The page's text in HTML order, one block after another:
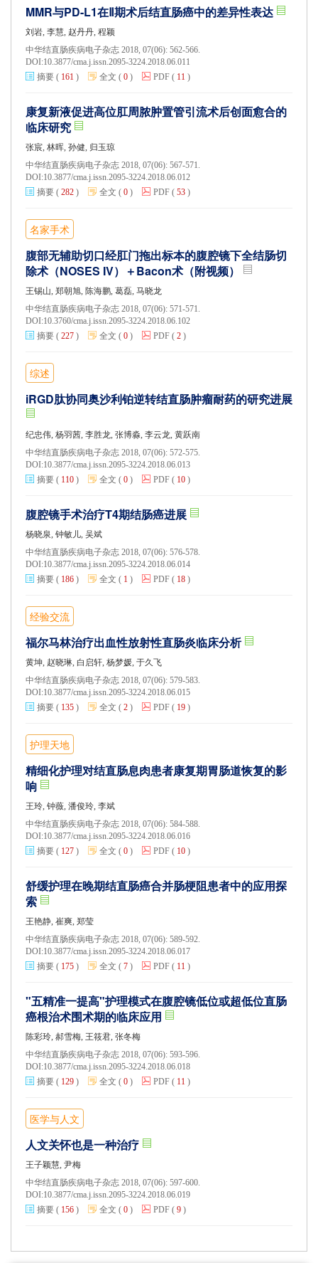
MMR与PD-L1在Ⅱ期术后结直肠癌中的差异性表达
刘岩, 李慧, 赵丹丹, 程颖
中华结直肠疾病电子杂志 2018, 07(06): 562-566.
DOI:10.3877/cma.j.issn.2095-3224.2018.06.011
摘要 ( 161 ) 全文 ( 0 ) PDF ( 11 )
康复新液促进高位肛周脓肿置管引流术后创面愈合的
临床研究
张宸, 林晖, 孙健, 归玉琼
中华结直肠疾病电子杂志 2018, 07(06): 567-571.
DOI:10.3877/cma.j.issn.2095-3224.2018.06.012
摘要 ( 282 ) 全文 ( 0 ) PDF ( 53 )
名家手术
腹部无辅助切口经肛门拖出标本的腹腔镜下全结肠切
除术（NOSES IV）＋Bacon术（附视频）
王锡山, 郑朝旭, 陈海鹏, 葛磊, 马晓龙
中华结直肠疾病电子杂志 2018, 07(06): 571-571.
DOI:10.3760/cma.j.issn.2095-3224.2018.06.102
摘要 ( 227 ) 全文 ( 0 ) PDF ( 2 )
综述
iRGD肽协同奥沙利铂逆转结直肠肿瘤耐药的研究进展
纪忠伟, 杨羽茜, 李胜龙, 张博淼, 李云龙, 黄跃南
中华结直肠疾病电子杂志 2018, 07(06): 572-575.
DOI:10.3877/cma.j.issn.2095-3224.2018.06.013
摘要 ( 110 ) 全文 ( 0 ) PDF ( 10 )
腹腔镜手术治疗T4期结肠癌进展
杨晓泉, 钟敏儿, 吴斌
中华结直肠疾病电子杂志 2018, 07(06): 576-578.
DOI:10.3877/cma.j.issn.2095-3224.2018.06.014
摘要 ( 186 ) 全文 ( 1 ) PDF ( 18 )
经验交流
福尔马林治疗出血性放射性直肠炎临床分析
黄坤, 赵晓琳, 白启轩, 杨梦媛, 于久飞
中华结直肠疾病电子杂志 2018, 07(06): 579-583.
DOI:10.3877/cma.j.issn.2095-3224.2018.06.015
摘要 ( 135 ) 全文 ( 2 ) PDF ( 19 )
护理天地
精细化护理对结直肠息肉患者康复期胃肠道恢复的影
响
王玲, 钟薇, 潘俊玲, 李斌
中华结直肠疾病电子杂志 2018, 07(06): 584-588.
DOI:10.3877/cma.j.issn.2095-3224.2018.06.016
摘要 ( 127 ) 全文 ( 0 ) PDF ( 10 )
舒缓护理在晚期结直肠癌合并肠梗阻患者中的应用探
索
王艳静, 崔爽, 郑莹
中华结直肠疾病电子杂志 2018, 07(06): 589-592.
DOI:10.3877/cma.j.issn.2095-3224.2018.06.017
摘要 ( 175 ) 全文 ( 7 ) PDF ( 11 )
"五精准一提高"护理模式在腹腔镜低位或超低位直肠
癌根治术围术期的临床应用
陈彩玲, 郝雪梅, 王筱君, 张冬梅
中华结直肠疾病电子杂志 2018, 07(06): 593-596.
DOI:10.3877/cma.j.issn.2095-3224.2018.06.018
摘要 ( 129 ) 全文 ( 0 ) PDF ( 11 )
医学与人文
人文关怀也是一种治疗
王子颖慧, 尹梅
中华结直肠疾病电子杂志 2018, 07(06): 597-600.
DOI:10.3877/cma.j.issn.2095-3224.2018.06.019
摘要 ( 156 ) 全文 ( 0 ) PDF ( 9 )